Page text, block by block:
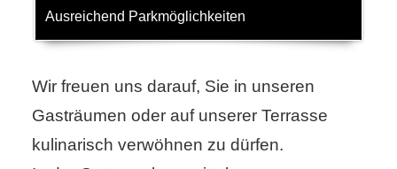
Ausreichend Parkmöglichkeiten
Wir freuen uns darauf, Sie in unseren
Gasträumen oder auf unserer Terrasse
kulinarisch verwöhnen zu dürfen.